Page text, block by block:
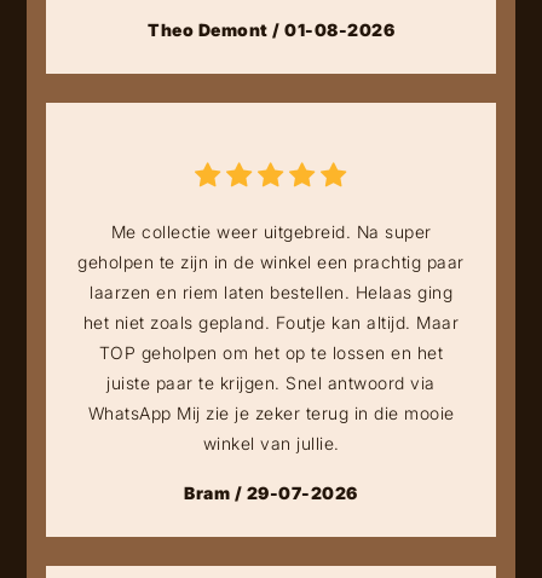
Theo Demont / 01-08-2026
Me collectie weer uitgebreid. Na super
geholpen te zijn in de winkel een prachtig paar
laarzen en riem laten bestellen. Helaas ging
het niet zoals gepland. Foutje kan altijd. Maar
TOP geholpen om het op te lossen en het
juiste paar te krijgen. Snel antwoord via
WhatsApp Mij zie je zeker terug in die mooie
winkel van jullie.
Bram / 29-07-2026